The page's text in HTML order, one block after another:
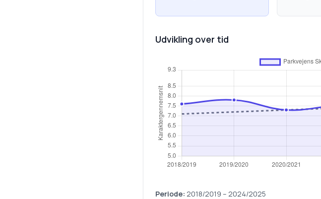
Udvikling over tid
Periode: 2018/2019 – 2024/2025